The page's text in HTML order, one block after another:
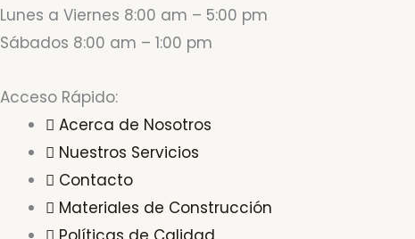
Lunes a Viernes 8:00 am – 5:00 pm
Sábados 8:00 am – 1:00 pm
Acceso Rápido:
Acerca de Nosotros
Nuestros Servicios
Contacto
Materiales de Construcción